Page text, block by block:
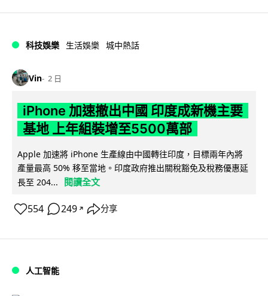
科技娛樂 生活娛樂 城中熱話
Vin 2 日
iPhone 加速撤出中國 印度成新機主要
基地 上年組裝增至5500萬部
Apple 加速將 iPhone 生產線由中國轉往印度，目標兩年內將
產量最高 50% 移至當地。印度政府推出關稅豁免及稅務優惠延
長至 204...
閱讀全文
554 249 ↗ 分享
人工智能